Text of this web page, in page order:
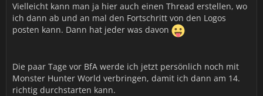
Vielleicht kann man ja hier auch einen Thread erstellen, wo
ich dann ab und an mal den Fortschritt von den Logos
posten kann. Dann hat jeder was davon
Die paar Tage vor BfA werde ich jetzt persönlich noch mit
Monster Hunter World verbringen, damit ich dann am 14.
richtig durchstarten kann.